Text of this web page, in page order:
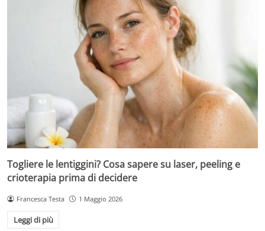
Togliere le lentiggini? Cosa sapere su laser, peeling e
crioterapia prima di decidere
Francesca Testa 1 Maggio 2026
Leggi di più